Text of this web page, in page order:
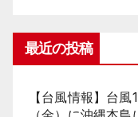
最近の投稿
【台風情報】台